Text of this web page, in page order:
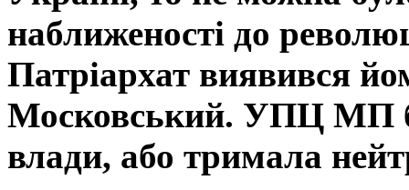
наближеності до
Патріархат виявився
Московський. УПЦ МП
влади, або тримала